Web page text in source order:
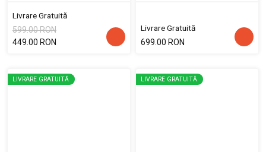
Livrare Gratuită
599.00 RON
449.00 RON
Livrare Gratuită
699.00 RON
LIVRARE GRATUITĂ LIVRARE GRATUITĂ